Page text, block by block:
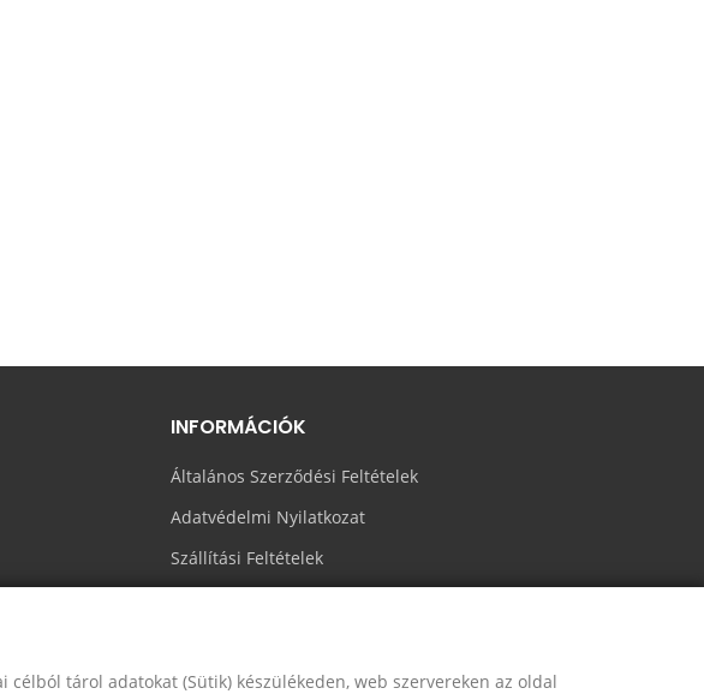
INFORMÁCIÓK
Általános Szerződési Feltételek
Adatvédelmi Nyilatkozat
Szállítási Feltételek
tárol adatokat (Sütik) készülékeden, web szervereken az oldal